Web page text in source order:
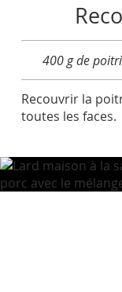
400 g de
Recouvrir la
toutes les faces.